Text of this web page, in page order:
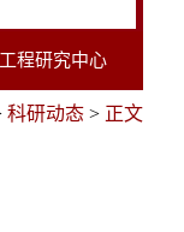
程研究中心
科研动态 > 正文